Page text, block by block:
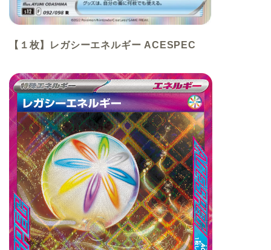
【１枚】レガシーエネルギー ACESPEC